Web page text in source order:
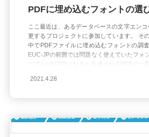
PDFに埋め込むフォントの選
ここ最近は、あるデータベースの文字エン
更するプロジェクトに参加しています。 そ
中でPDFファイルに埋め込むフォントの調
EUC-JPの範囲では問題なく使えていたフォ
ーブルがUTF8になると生成されるPDFで一
表示できなくなるという問題が見つかりま
果、PDFファイルに埋め込んでいたフォント
2021.4.28